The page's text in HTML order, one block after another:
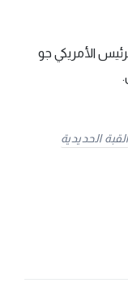
الأمريكي جو
القبة الحديدية